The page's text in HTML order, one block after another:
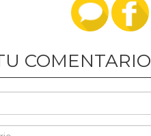
COMENTARIO